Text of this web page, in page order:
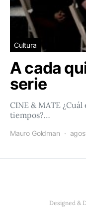
Cultura
A cada
serie
CINE & MATE
tiempos?…
Mauro Goldman
Designed &